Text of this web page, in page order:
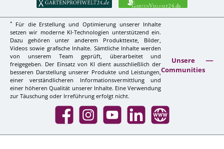
*
Für die Erstellung und Optimierung unserer Inhalte
setzen wir moderne KI-Technologien unterstützend ein.
Dazu gehören unter anderem Produkttexte, Bilder,
Videos sowie grafische Inhalte. Sämtliche Inhalte werden
von unserem Team geprüft, überarbeitet und
freigegeben. Der Einsatz von KI dient ausschließlich der
besseren Darstellung unserer Produkte und Leistungen,
einer verständlicheren Informationsvermittlung und
einer höheren Qualität unserer Inhalte. Eine Verwendung
zur Täuschung oder Irreführung erfolgt nicht.
Unsere
Communities
Facebook InstagramYouTube LinkedIn Website